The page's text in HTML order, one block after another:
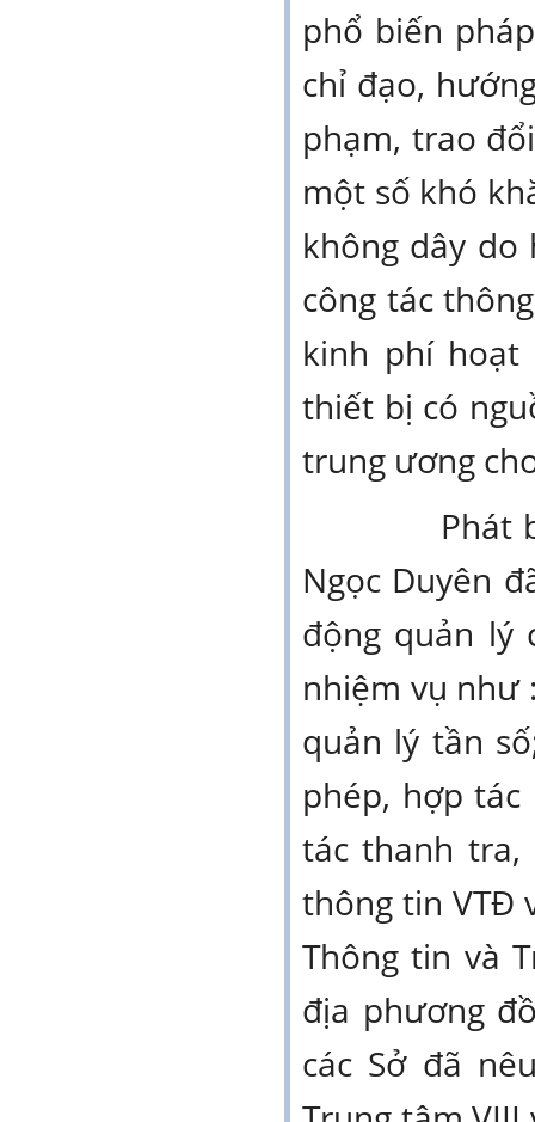
phổ biến
chỉ đạo,
phạm, trao
một số khó
không dây
công tác
kinh phí hoạt
thiết bị có
trung ương
Phát biểu
Ngọc Duyên
động quản lý
nhiệm vụ như
quản lý tần
phép, hợp
tác thanh
thông tin VTĐ
Thông tin và
địa phương
các Sở đã